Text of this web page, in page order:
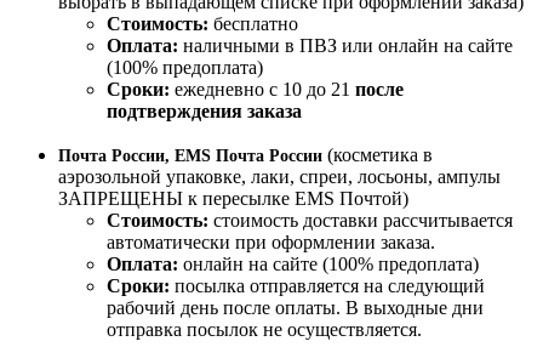
Стоимость: бесплатно
Оплата: наличными в ПВЗ или онлайн на сайте
(100% предоплата)
Сроки: ежедневно с 10 до 21 после
подтверждения заказа
Почта России, EMS Почта России (косметика в
аэрозольной упаковке, лаки, спреи, лосьоны, ампулы
ЗАПРЕЩЕНЫ к пересылке EMS Почтой)
Стоимость: стоимость доставки рассчитывается
автоматически при оформлении заказа.
Оплата: онлайн на сайте (100% предоплата)
Сроки: посылка отправляется на следующий
рабочий день после оплаты. В выходные дни
отправка посылок не осуществляется.